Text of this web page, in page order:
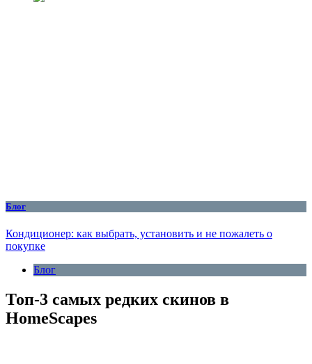
Блог
Кондиционер: как выбрать, установить и не пожалеть о
покупке
Блог
Топ-3 самых редких скинов в
HomeScapes